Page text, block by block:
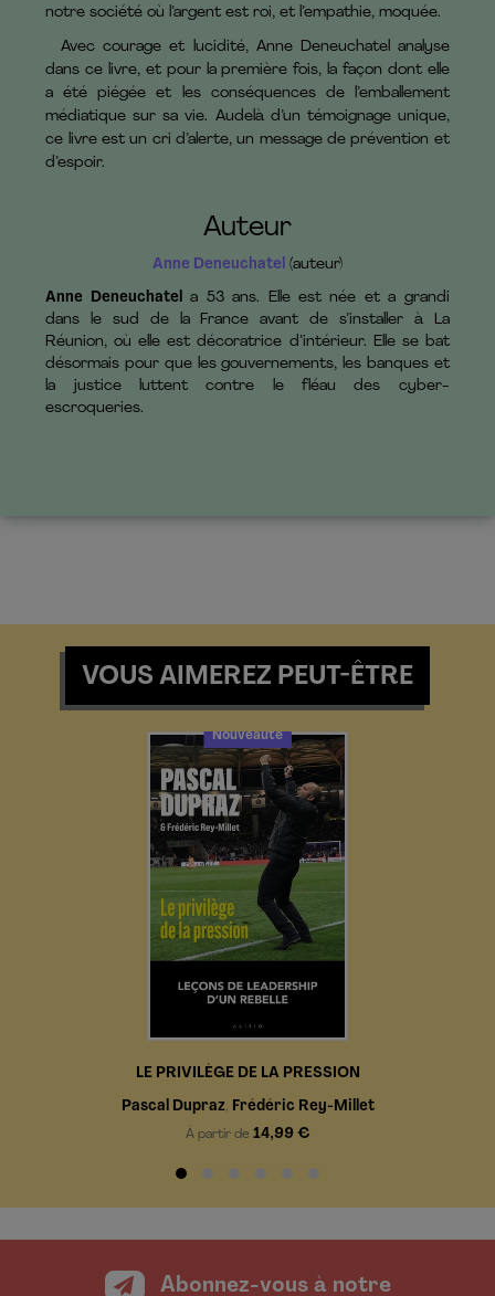
notre société où l’argent est roi, et l’empathie, moquée.
Avec courage et lucidité, Anne Deneuchatel analyse
dans ce livre, et pour la première fois, la façon dont elle
a été piégée et les conséquences de l’emballement
médiatique sur sa vie. Audelà d’un témoignage unique,
ce livre est un cri d’alerte, un message de prévention et
d’espoir.
Auteur
Anne Deneuchatel(auteur)
Anne Deneuchatel a 53 ans. Elle est née et a grandi
dans le sud de la France avant de s’installer à La
Réunion, où elle est décoratrice d’intérieur. Elle se bat
désormais pour que les gouvernements, les banques et
la justice luttent contre le fléau des cyber-
escroqueries.
VOUS AIMEREZ PEUT-ÊTRE
Nouveauté
LE PRIVILÈGE DE LA PRESSION
Pascal Dupraz, Frédéric Rey-Millet
À partir de 14,99 €
Abonnez-vous à notre